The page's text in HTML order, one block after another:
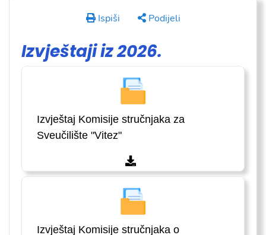
Ispiši Podijeli
Izvještaji iz 2026.
Izvještaj Komisije stručnjaka za
Sveučilište "Vitez"
Izvještaj Komisije stručnjaka o